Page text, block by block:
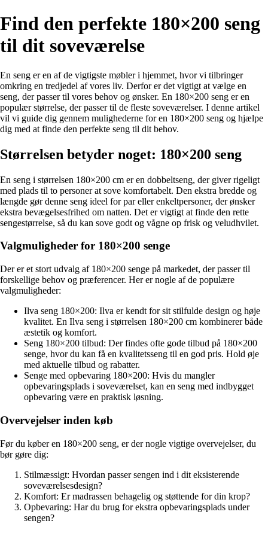
Find den perfekte 180×200 seng
til dit soveværelse
En seng er en af de vigtigste møbler i hjemmet, hvor vi tilbringer
omkring en tredjedel af vores liv. Derfor er det vigtigt at vælge en
seng, der passer til vores behov og ønsker. En 180×200 seng er en
populær størrelse, der passer til de fleste soveværelser. I denne artikel
vil vi guide dig gennem mulighederne for en 180×200 seng og hjælpe
dig med at finde den perfekte seng til dit behov.
Størrelsen betyder noget: 180×200 seng
En seng i størrelsen 180×200 cm er en dobbeltseng, der giver rigeligt
med plads til to personer at sove komfortabelt. Den ekstra bredde og
længde gør denne seng ideel for par eller enkeltpersoner, der ønsker
ekstra bevægelsesfrihed om natten. Det er vigtigt at finde den rette
sengestørrelse, så du kan sove godt og vågne op frisk og veludhvilet.
Valgmuligheder for 180×200 senge
Der er et stort udvalg af 180×200 senge på markedet, der passer til
forskellige behov og præferencer. Her er nogle af de populære
valgmuligheder:
Ilva seng 180×200: Ilva er kendt for sit stilfulde design og høje
kvalitet. En Ilva seng i størrelsen 180×200 cm kombinerer både
æstetik og komfort.
Seng 180×200 tilbud: Der findes ofte gode tilbud på 180×200
senge, hvor du kan få en kvalitetsseng til en god pris. Hold øje
med aktuelle tilbud og rabatter.
Senge med opbevaring 180×200: Hvis du mangler
opbevaringsplads i soveværelset, kan en seng med indbygget
opbevaring være en praktisk løsning.
Overvejelser inden køb
Før du køber en 180×200 seng, er der nogle vigtige overvejelser, du
bør gøre dig:
Stilmæssigt: Hvordan passer sengen ind i dit eksisterende
soveværelsesdesign?
Komfort: Er madrassen behagelig og støttende for din krop?
Opbevaring: Har du brug for ekstra opbevaringsplads under
sengen?